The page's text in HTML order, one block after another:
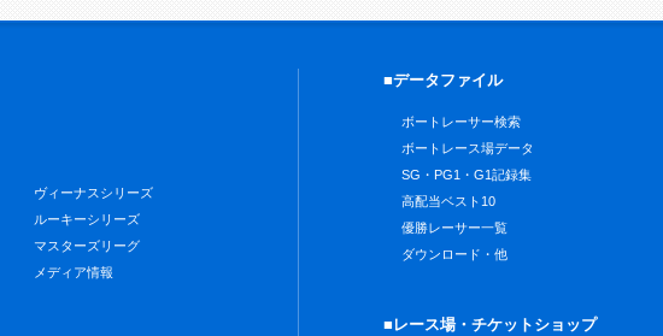
ヴィーナスシリーズ
ルーキーシリーズ
マスターズリーグ
メディア情報
■データファイル
ボートレーサー検索
ボートレース場データ
SG・PG1・G1記録集
高配当ベスト10
優勝レーサー一覧
ダウンロード・他
■レース場・チケットショップ